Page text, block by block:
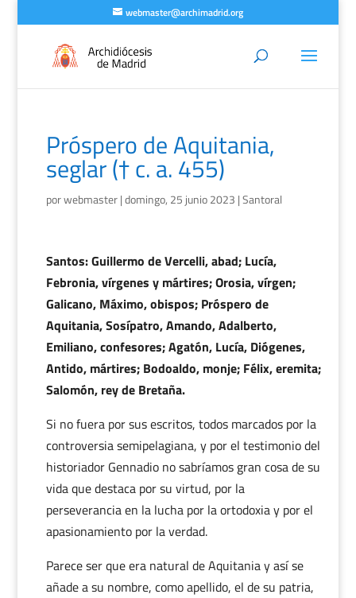
webmaster@archimadrid.org
Próspero de Aquitania,
seglar († c. a. 455)
porwebmaster|domingo, 25 junio 2023 |Santoral
Santos: Guillermo de Vercelli, abad; Lucía,
Febronia, vírgenes y mártires; Orosia, vírgen;
Galicano, Máximo, obispos; Próspero de
Aquitania, Sosípatro, Amando, Adalberto,
Emiliano, confesores; Agatón, Lucía, Diógenes,
Antido, mártires; Bodoaldo, monje; Félix, eremita;
Salomón, rey de Bretaña.
Si no fuera por sus escritos, todos marcados por la
controversia semipelagiana, y por el testimonio del
historiador Gennadio no sabríamos gran cosa de su
vida que destaca por su virtud, por la
perseverancia en la lucha por la ortodoxia y por el
apasionamiento por la verdad.
Parece ser que era natural de Aquitania y así se
añade a su nombre, como apellido, el de su patria,